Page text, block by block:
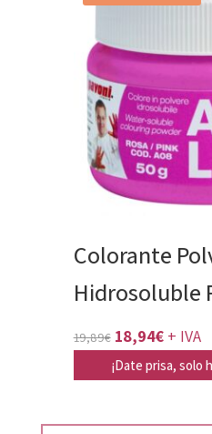
Colorante
Hidrosoluble
19,89€ El
precio
18,94€El
precio
+ IVA
¡Date prisa, solo